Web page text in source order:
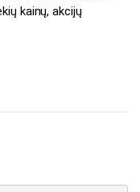
kainų, akcijų